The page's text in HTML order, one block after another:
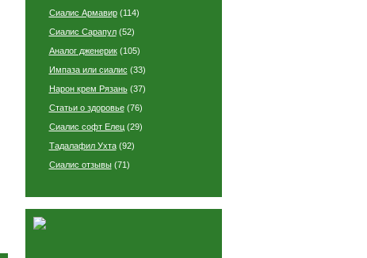
Сиалис Армавир(114)
Сиалис Сарапул(52)
Аналог дженерик(105)
Импаза или сиалис (33)
Нарон крем Рязань(37)
Статьи о здоровье(76)
Сиалис софт Елец(29)
Тадалафил Ухта(92)
Сиалис отзывы(71)